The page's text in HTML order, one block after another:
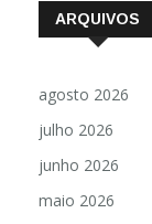
ARQUIVOS
agosto 2026
julho 2026
junho 2026
maio 2026